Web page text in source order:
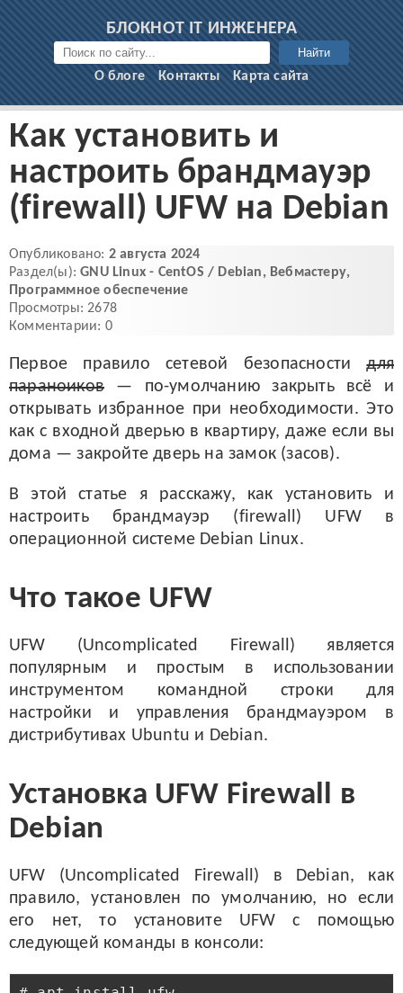
БЛОКНОТ IT ИНЖЕНЕРА
Найти
О блоге Контакты Карта сайта
Как установить и
настроить брандмауэр
(firewall) UFW на Debian
Опубликовано: 2 августа 2024
Раздел(ы):GNU Linux - CentOS / Debian, Вебмастеру,
Программное обеспечение
Просмотры: 2678
Комментарии: 0
Первое правило сетевой безопасностидля
параноиков — по-умолчанию закрыть всё и
открывать избранное при необходимости. Это
как с входной дверью в квартиру, даже если вы
дома — закройте дверь на замок (засов).
В этой статье я расскажу, как установить и
настроить брандмауэр (firewall) UFW в
операционной системе Debian Linux.
Что такое UFW
UFW (Uncomplicated Firewall) является
популярным и простым в использовании
инструментом командной строки для
настройки и управления брандмауэром в
дистрибутивах Ubuntu и Debian.
Установка UFW Firewall в
Debian
UFW (Uncomplicated Firewall) в Debian, как
правило, установлен по умолчанию, но если
его нет, то установите UFW с помощью
следующей команды в консоли: